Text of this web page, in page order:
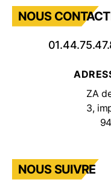
NOUS
ZA
3,
NOUS SUIVRE